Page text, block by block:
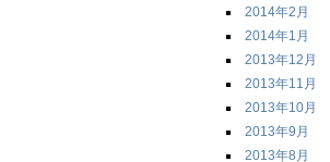
2014年2月
2014年1月
2013年12月
2013年11月
2013年10月
2013年9月
2013年8月